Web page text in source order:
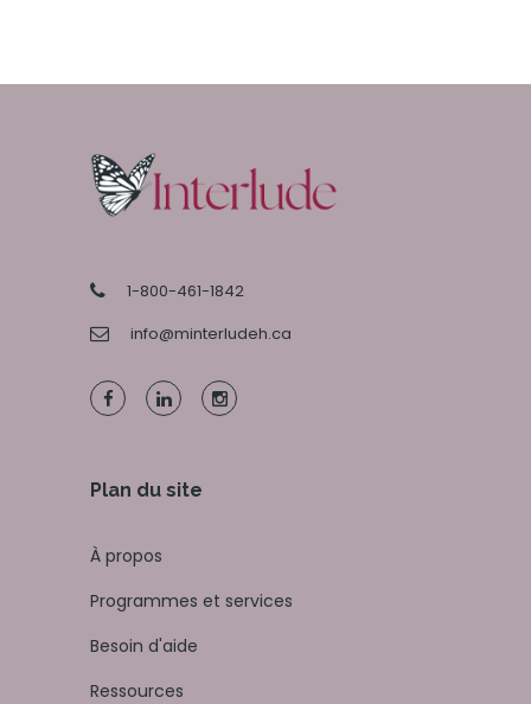
1-800-461-1842
info@minterludeh.ca
Plan du site
À propos
Programmes et services
Besoin d'aide
Ressources